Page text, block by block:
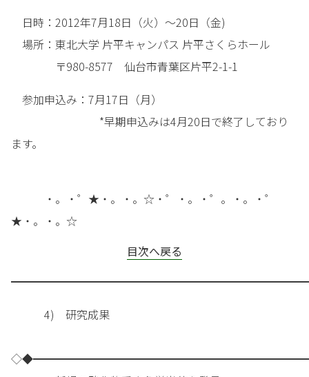
日時：2012年7月18日（火）～20日（金)
場所：東北大学 片平キャンパス 片平さくらホール
〒980-8577 仙台市青葉区片平2-1-1
参加申込み：7月17日（月）
*早期申込みは4月20日で終了しており
ます。
・。・゜★・。・。☆・゜・。・゜。・。・゜
★・。・。☆
目次へ戻る
4) 研究成果